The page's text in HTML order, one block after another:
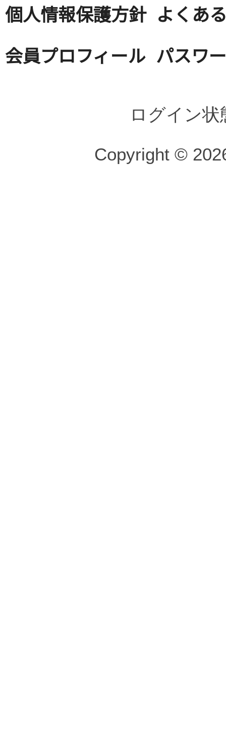
個人情報保護方針 よくあ
会員プロフィール パスワ
ログイン
Copyright ©